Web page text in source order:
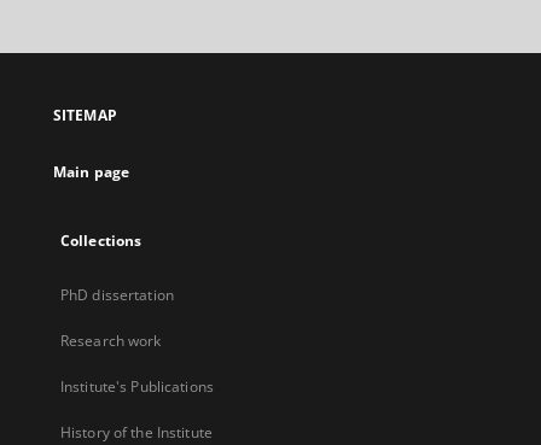
SITEMAP
Main page
Collections
PhD dissertation
Research work
Institute's Publications
History of the Institute